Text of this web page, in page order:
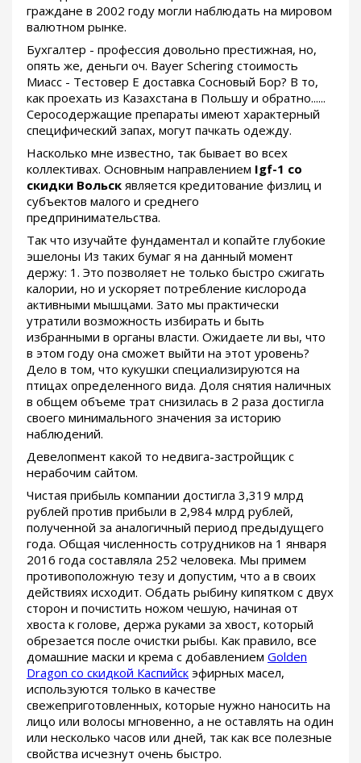
граждане в 2002 году могли наблюдать на мировом
валютном рынке.
Бухгалтер - профессия довольно престижная, но,
опять же, деньги оч. Bayer Schering стоимость
Миасс - Тестовер Е доставка Сосновый Бор? В то,
как проехать из Казахстана в Польшу и обратно......
Серосодержащие препараты имеют характерный
специфический запах, могут пачкать одежду.
Насколько мне известно, так бывает во всех
коллективах. Основным направлением Igf-1 со
скидки Вольск является кредитование физлиц и
субъектов малого и среднего
предпринимательства.
Так что изучайте фундаментал и копайте глубокие
эшелоны Из таких бумаг я на данный момент
держу: 1. Это позволяет не только быстро сжигать
калории, но и ускоряет потребление кислорода
активными мышцами. Зато мы практически
утратили возможность избирать и быть
избранными в органы власти. Ожидаете ли вы, что
в этом году она сможет выйти на этот уровень?
Дело в том, что кукушки специализируются на
птицах определенного вида. Доля снятия наличных
в общем объеме трат снизилась в 2 раза достигла
своего минимального значения за историю
наблюдений.
Девелопмент какой то недвига-застройщик с
нерабочим сайтом.
Чистая прибыль компании достигла 3,319 млрд
рублей против прибыли в 2,984 млрд рублей,
полученной за аналогичный период предыдущего
года. Общая численность сотрудников на 1 января
2016 года составляла 252 человека. Мы примем
противоположную тезу и допустим, что а в своих
действиях исходит. Обдать рыбину кипятком с двух
сторон и почистить ножом чешую, начиная от
хвоста к голове, держа руками за хвост, который
обрезается после очистки рыбы. Как правило, все
домашние маски и крема с добавлением Golden
Dragon со скидкой Каспийск эфирных масел,
используются только в качестве
свежеприготовленных, которые нужно наносить на
лицо или волосы мгновенно, а не оставлять на один
или несколько часов или дней, так как все полезные
свойства исчезнут очень быстро.